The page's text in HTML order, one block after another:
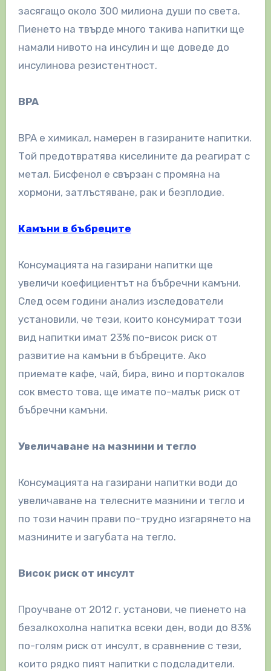
засягащо около 300 милиона души по света.
Пиенето на твърде много такива напитки ще
намали нивото на инсулин и ще доведе до
инсулинова резистентност.
BPA
BPA е химикал, намерен в газираните напитки.
Той предотвратява киселините да реагират с
метал. Бисфенол е свързан с промяна на
хормони, затлъстяване, рак и безплодие.
Камъни в бъбреците
Консумацията на газирани напитки ще
увеличи коефициентът на бъбречни камъни.
След осем години анализ изследователи
установили, че тези, които консумират този
вид напитки имат 23% по-висок риск от
развитие на камъни в бъбреците. Ако
приемате кафе, чай, бира, вино и портокалов
сок вместо това, ще имате по-малък риск от
бъбречни камъни.
Увеличаване на мазнини и тегло
Консумацията на газирани напитки води до
увеличаване на телесните мазнини и тегло и
по този начин прави по-трудно изгарянето на
мазнините и загубата на тегло.
Висок риск от инсулт
Проучване от 2012 г. установи, че пиенето на
безалкохолна напитка всеки ден, води до 83%
по-голям риск от инсулт, в сравнение с тези,
които рядко пият напитки с подсладители.